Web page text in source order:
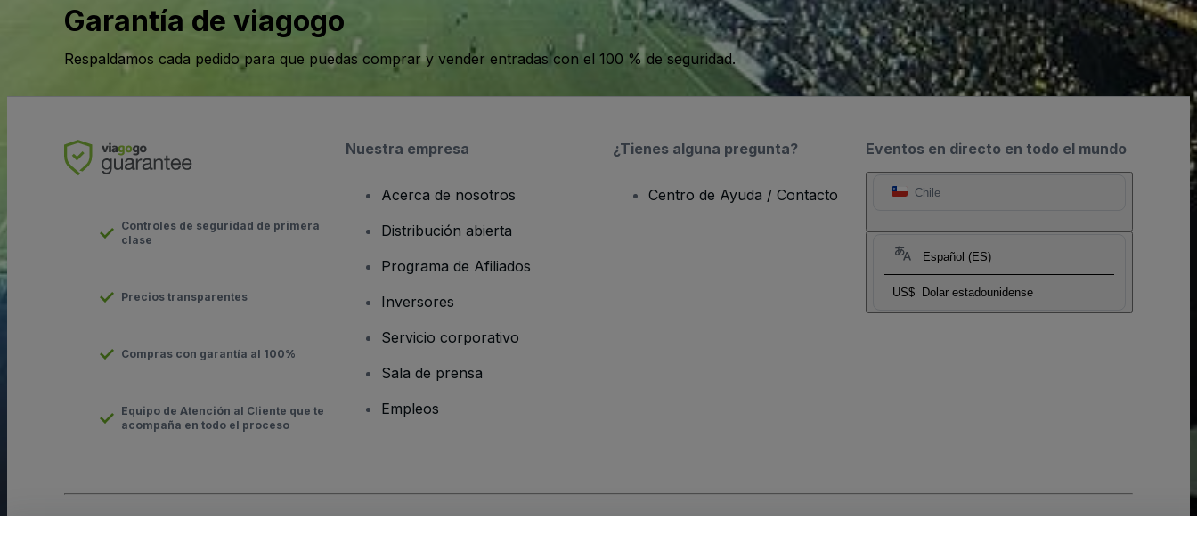
Garantía de viagogo
Respaldamos cada pedido para que puedas comprar y vender entradas con el 100 % de seguridad.
Eventos en directo en todo el mundo
Chile
Español (ES)
US$ Dolar estadounidense
Controles de seguridad de primera
clase
Precios transparentes
Compras con garantía al 100%
Equipo de Atención al Cliente que te
acompaña en todo el proceso
Nuestra empresa
Acerca de nosotros
Distribución abierta
Programa de Afiliados
Inversores
Servicio corporativo
Sala de prensa
Empleos
¿Tienes alguna pregunta?
Centro de Ayuda / Contacto